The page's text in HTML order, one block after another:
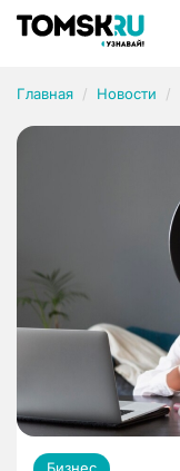
Главная Новости
Бизнес